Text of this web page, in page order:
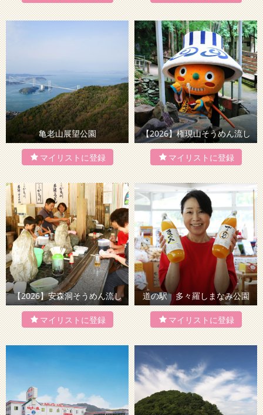
亀老山展望公園 【2026】権現山そうめん流し
【2026】安森洞そうめん流し 道の駅 多々羅しまなみ公園